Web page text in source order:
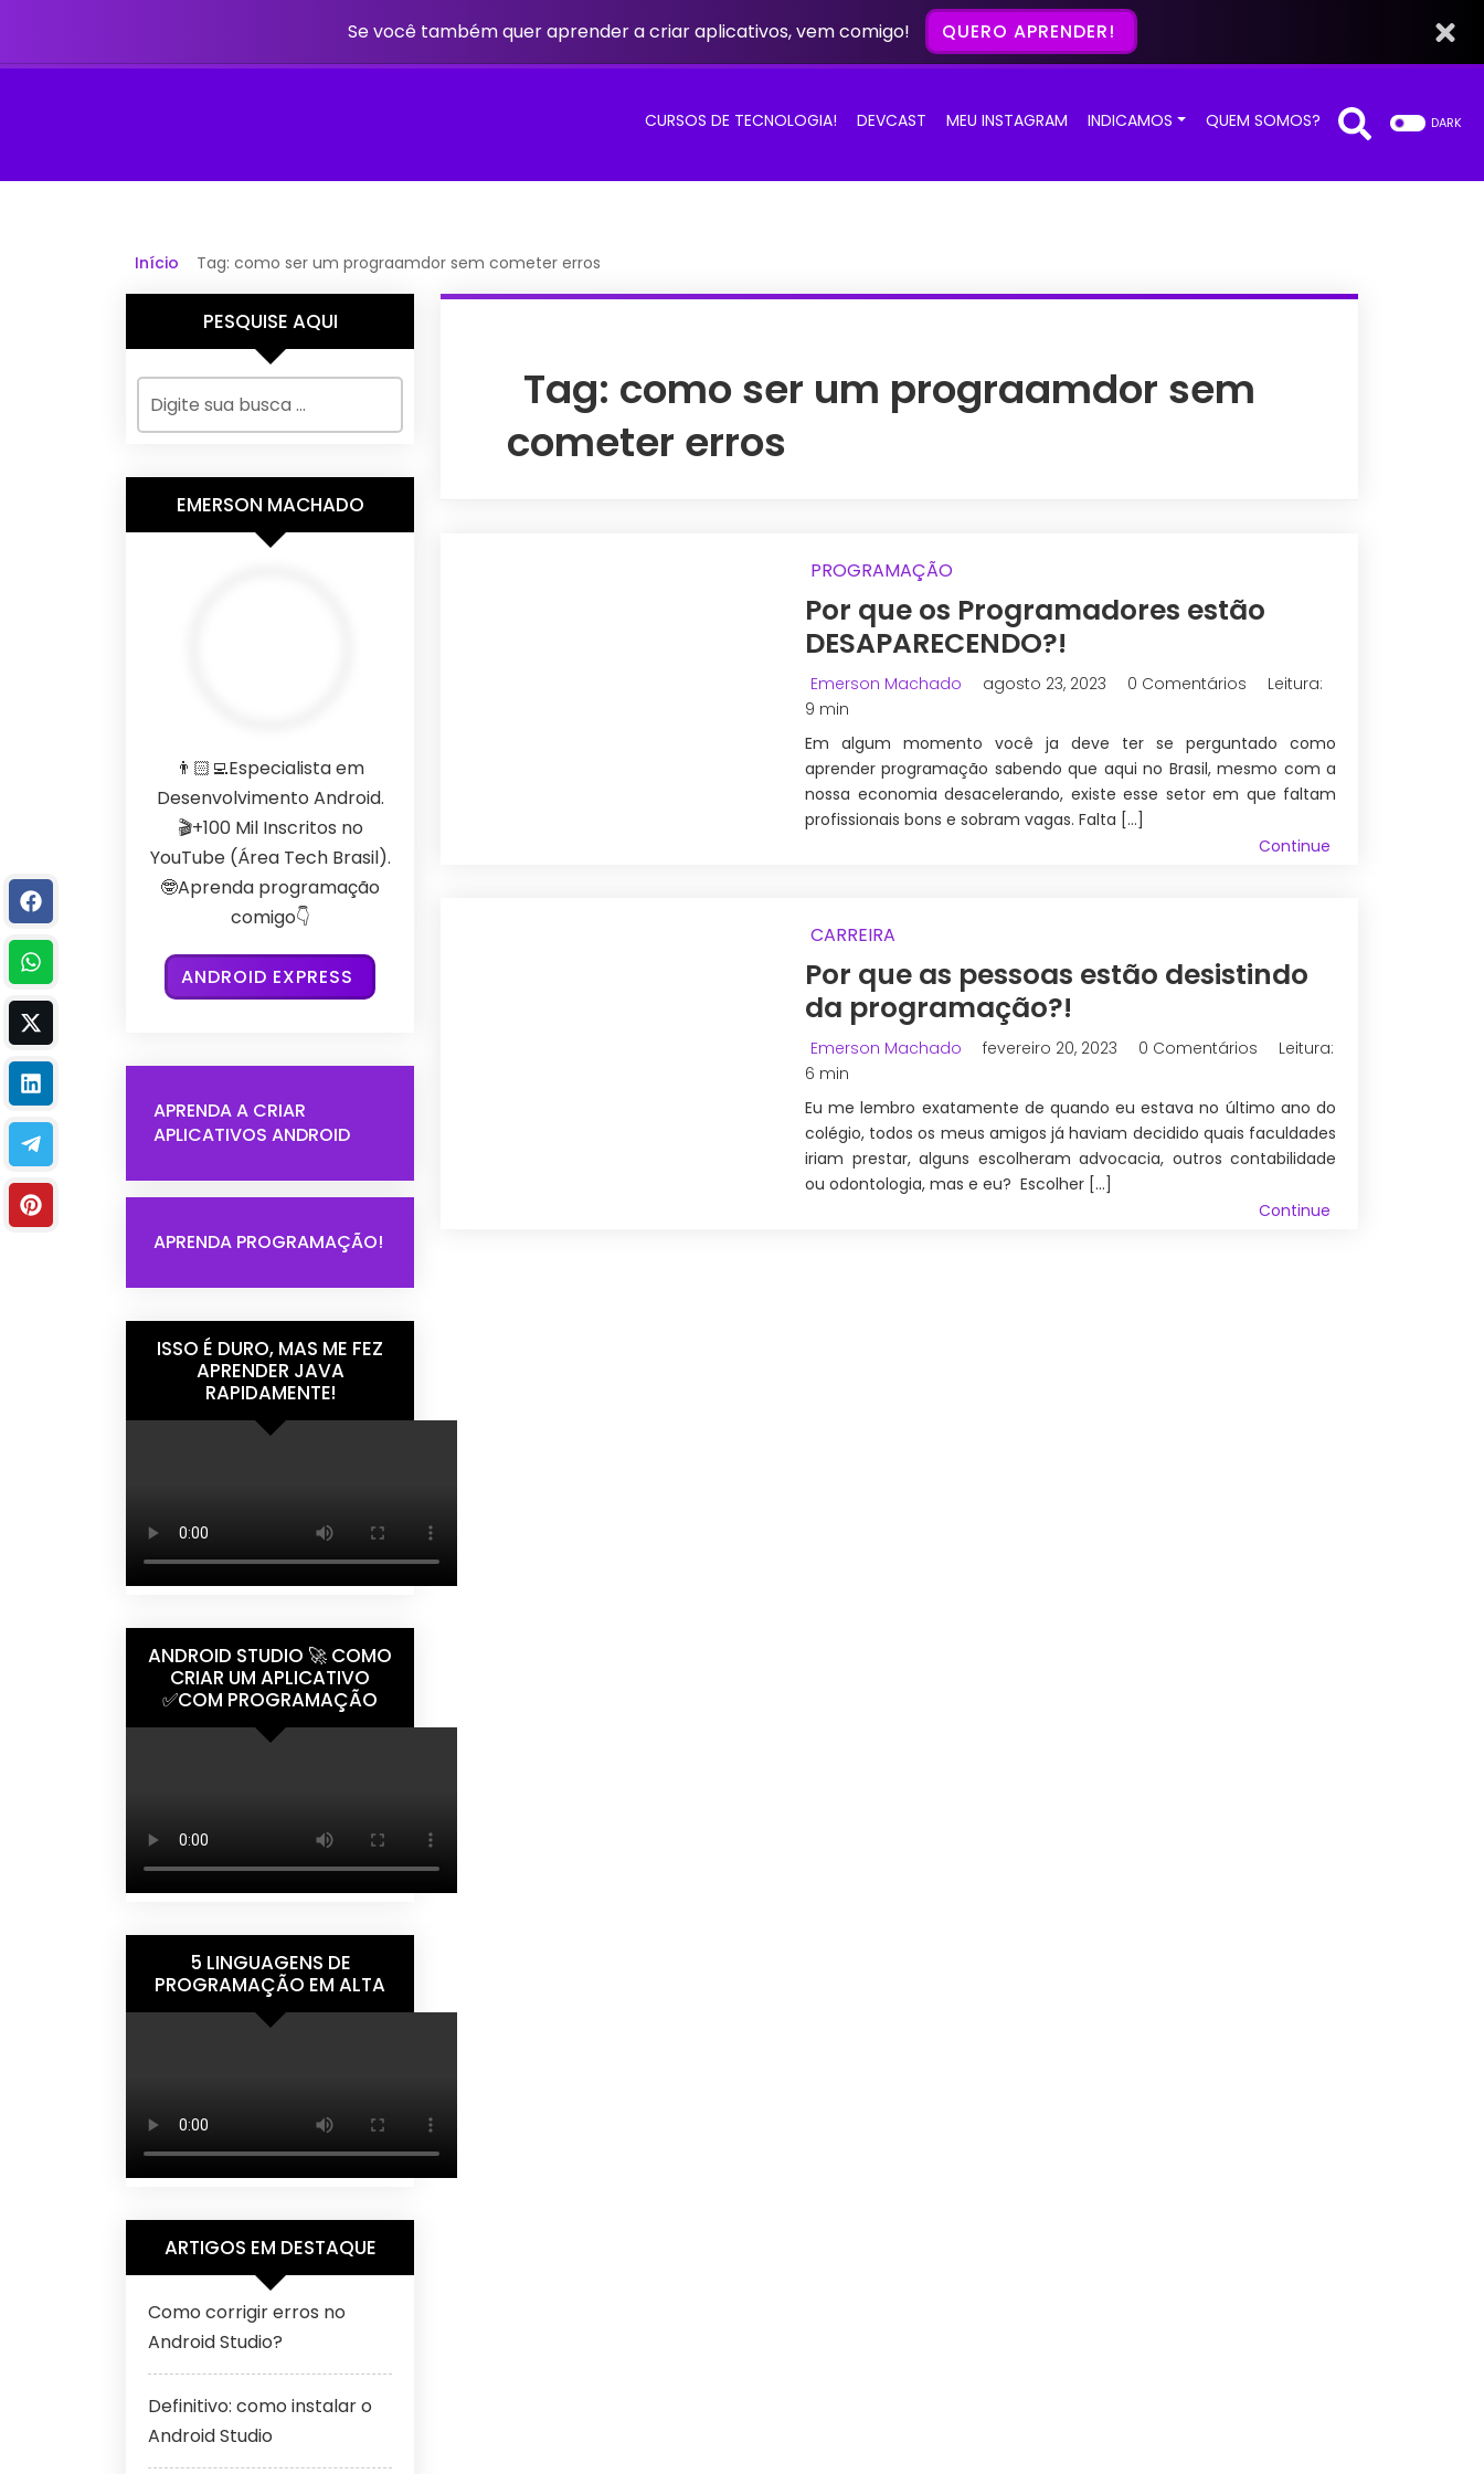
Se você também quer aprender a criar aplicativos, vem comigo! QUERO APRENDER!
CURSOS DE TECNOLOGIA! DEVCAST MEU INSTAGRAM INDICAMOS QUEM SOMOS? DARK
Início Tag: como ser um prograamdor sem cometer erros
Tag: como ser um prograamdor sem
cometer erros
PROGRAMAÇÃO
Por que os Programadores estão
DESAPARECENDO?!
Emerson Machado agosto 23, 2023 0 Comentários
Leitura:
9 min
Em algum momento você ja deve ter se perguntado como
aprender programação sabendo que aqui no Brasil, mesmo com a
nossa economia desacelerando, existe esse setor em que faltam
profissionais bons e sobram vagas. Falta […]
Continue
CARREIRA
Por que as pessoas estão desistindo
da programação?!
Emerson Machado fevereiro 20, 2023 0 Comentários
Leitura:
6 min
Eu me lembro exatamente de quando eu estava no último ano do
colégio, todos os meus amigos já haviam decidido quais faculdades
iriam prestar, alguns escolheram advocacia, outros contabilidade
ou odontologia, mas e eu? Escolher […]
Continue
PESQUISE AQUI
EMERSON MACHADO
👨🏻‍💻Especialista em
Desenvolvimento Android.
🎬+100 Mil Inscritos no
YouTube (Área Tech Brasil).
🤓Aprenda programação
comigo👇
ANDROID EXPRESS
APRENDA A CRIAR
APLICATIVOS ANDROID
APRENDA PROGRAMAÇÃO!
ISSO É DURO, MAS ME FEZ
APRENDER JAVA
RAPIDAMENTE!
ANDROID STUDIO 🚀 COMO
CRIAR UM APLICATIVO
✅COM PROGRAMAÇÃO
5 LINGUAGENS DE
PROGRAMAÇÃO EM ALTA
ARTIGOS EM DESTAQUE
Como corrigir erros no
Android Studio?
Definitivo: como instalar o
Android Studio